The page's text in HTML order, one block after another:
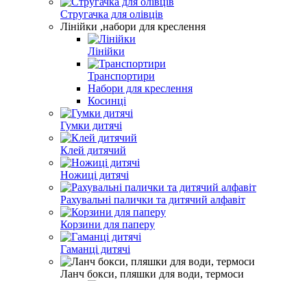
Стругачка для олівців
Лінійки ,набори для креслення
Лінійки
Транспортири
Набори для креслення
Косинці
Гумки дитячі
Клей дитячий
Ножиці дитячі
Рахувальні палички та дитячий алфавіт
Корзини для паперу
Гаманці дитячі
Ланч бокси, пляшки для води, термоси